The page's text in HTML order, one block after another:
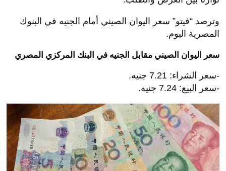
وترصد “فيتو” سعر اليوان الصيني أمام الجنيه في البنوك
المصرية اليوم.
سعر اليوان الصيني مقابل الجنيه في البنك المركزي المصري
-سعر الشراء: 7.21 جنيه.
-سعر البيع: 7.24 جنيه.